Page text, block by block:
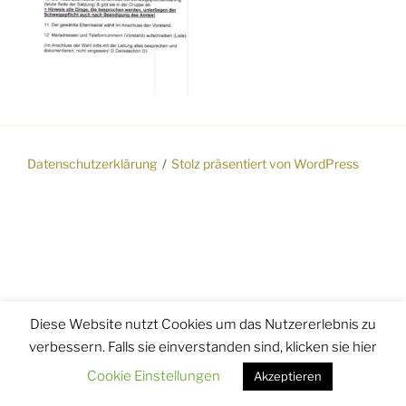
Datenschutzerklärung Stolz präsentiert von WordPress
Diese Website nutzt Cookies um das Nutzererlebnis zu
verbessern. Falls sie einverstanden sind, klicken sie hier
Cookie Einstellungen
Akzeptieren